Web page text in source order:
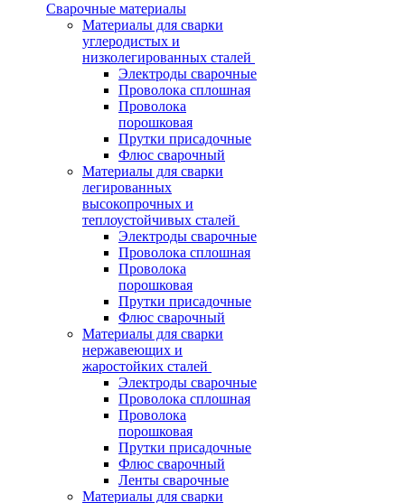
Сварочные материалы
Материалы для сварки
углеродистых и
низколегированных сталей
Электроды сварочные
Проволока сплошная
Проволока
порошковая
Прутки присадочные
Флюс сварочный
Материалы для сварки
легированных
высокопрочных и
теплоустойчивых сталей
Электроды сварочные
Проволока сплошная
Проволока
порошковая
Прутки присадочные
Флюс сварочный
Материалы для сварки
нержавеющих и
жаростойких сталей
Электроды сварочные
Проволока сплошная
Проволока
порошковая
Прутки присадочные
Флюс сварочный
Ленты сварочные
Материалы для сварки